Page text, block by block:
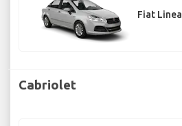
Fiat Linea
Cabriolet